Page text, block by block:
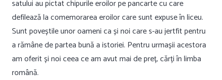
satului au pictat chipurile eroilor pe pancarte cu care
defilează la comemorarea eroilor care sunt expuse în liceu.
Sunt poveștile unor oameni ca și noi care s-au jertfit pentru
a rămâne de partea bună a istoriei. Pentru urmașii acestora
am oferit și noi ceea ce am avut mai de preț, cărți în limba
română.